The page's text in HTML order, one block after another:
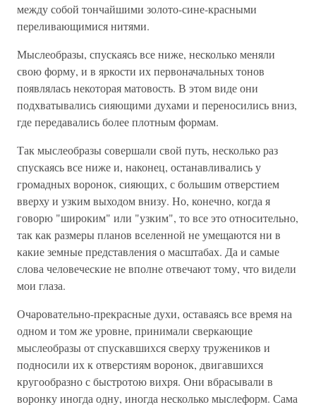
между собой тончайшими золото-сине-красными
переливающимися нитями.
Мыслеобразы, спускаясь все ниже, несколько меняли
свою форму, и в яркости их первоначальных тонов
появлялась некоторая матовость. В этом виде они
подхватывались сияющими духами и переносились вниз,
где передавались более плотным формам.
Так мыслеобразы совершали свой путь, несколько раз
спускаясь все ниже и, наконец, останавливались у
громадных воронок, сияющих, с большим отверстием
вверху и узким выходом внизу. Но, конечно, когда я
говорю "широким" или "узким", то все это относительно,
так как размеры планов вселенной не умещаются ни в
какие земные представления о масштабах. Да и самые
слова человеческие не вполне отвечают тому, что видели
мои глаза.
Очаровательно-прекрасные духи, оставаясь все время на
одном и том же уровне, принимали сверкающие
мыслеобразы от спускавшихся сверху тружеников и
подносили их к отверстиям воронок, двигавшихся
кругообразно с быстротою вихря. Они вбрасывали в
воронку иногда одну, иногда несколько мыслеформ. Сама